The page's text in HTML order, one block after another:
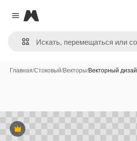
Close menu
Magnific
Главная/Стоковый/Векторы/Векторный
Премиум